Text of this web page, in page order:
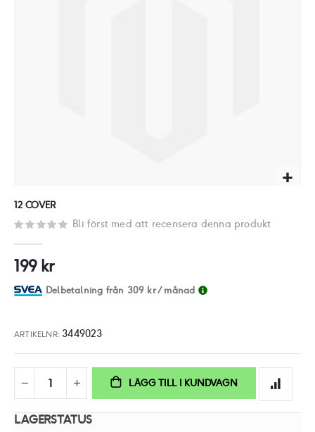
början
bildgalleriet
12 COVER
Bli först med att recensera denna produkt
199 kr
Delbetalning från 309 kr/ månad
ARTIKELNR 3449023
LÄGG TILL I KUNDVAGN
LAGERSTATUS